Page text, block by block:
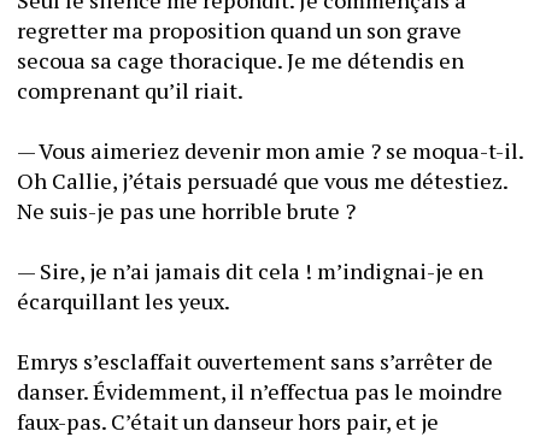
regretter ma proposition quand un son grave
secoua sa cage thoracique. Je me détendis en
— Vous aimeriez devenir mon amie ? se moqua-t-il.
Oh Callie, j’étais persuadé que vous me détestiez.
Ne suis-je pas une horrible brute ?
— Sire, je n’ai jamais dit cela ! m’indignai-je en
Emrys s’esclaffait ouvertement sans s’arrêter de
danser. Évidemment, il n’effectua pas le moindre
faux-pas. C’était un danseur hors pair, et je